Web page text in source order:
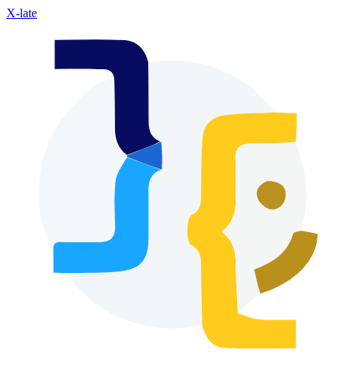
X-late